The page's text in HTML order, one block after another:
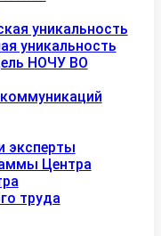
уникальность
уникальность
НОЧУ ВО
эксперты
Центра
труда